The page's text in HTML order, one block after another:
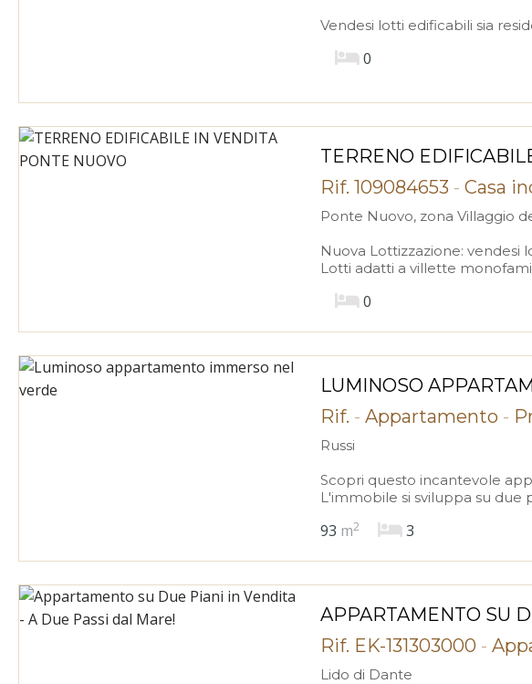
Vendesi lotti edificabili sia
0
TERRENO
Rif. 109084653 - Casa
Ponte Nuovo, zona Villaggio
Nuova Lottizzazione: vendesi
Lotti adatti a villette
0
LUMINOSO
Rif. - Appartamento -
Russi
Scopri questo incantevole
L'immobile si sviluppa su due
93 m2 3
APPARTAMENTO SU
Rif. EK-131303000 -
Lido di Dante